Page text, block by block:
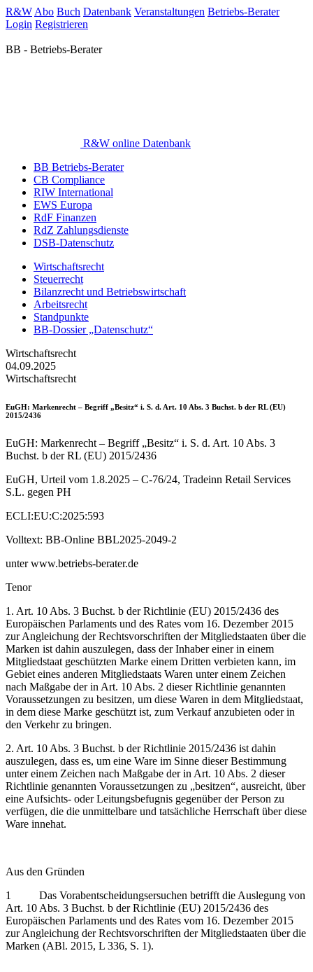
R&W Abo Buch Datenbank Veranstaltungen Betriebs-Berater
Login Registrieren
BB - Betriebs-Berater
R&W online Datenbank
BB Betriebs-Berater
CB Compliance
RIW International
EWS Europa
RdF Finanzen
RdZ Zahlungsdienste
DSB-Datenschutz
Wirtschaftsrecht
Steuerrecht
Bilanzrecht und Betriebswirtschaft
Arbeitsrecht
Standpunkte
BB-Dossier „Datenschutz“
Wirtschaftsrecht
04.09.2025
Wirtschaftsrecht
EuGH: Markenrecht – Begriff „Besitz“ i. S. d. Art. 10 Abs. 3 Buchst. b der RL (EU)
2015/2436
EuGH: Markenrecht – Begriff „Besitz“ i. S. d. Art. 10 Abs. 3
Buchst. b der RL (EU) 2015/2436
EuGH, Urteil vom 1.8.2025 – C-76/24, Tradeinn Retail Services
S.L. gegen PH
ECLI:EU:C:2025:593
Volltext: BB-Online BBL2025-2049-2
unter www.betriebs-berater.de
Tenor
1. Art. 10 Abs. 3 Buchst. b der Richtlinie (EU) 2015/2436 des
Europäischen Parlaments und des Rates vom 16. Dezember 2015
zur Angleichung der Rechtsvorschriften der Mitgliedstaaten über die
Marken ist dahin auszulegen, dass der Inhaber einer in einem
Mitgliedstaat geschützten Marke einem Dritten verbieten kann, im
Gebiet eines anderen Mitgliedstaats Waren unter einem Zeichen
nach Maßgabe der in Art. 10 Abs. 2 dieser Richtlinie genannten
Voraussetzungen zu besitzen, um diese Waren in dem Mitgliedstaat,
in dem diese Marke geschützt ist, zum Verkauf anzubieten oder in
den Verkehr zu bringen.
2. Art. 10 Abs. 3 Buchst. b der Richtlinie 2015/2436 ist dahin
auszulegen, dass es, um eine Ware im Sinne dieser Bestimmung
unter einem Zeichen nach Maßgabe der in Art. 10 Abs. 2 dieser
Richtlinie genannten Voraussetzungen zu „besitzen“, ausreicht, über
eine Aufsichts- oder Leitungsbefugnis gegenüber der Person zu
verfügen, die die unmittelbare und tatsächliche Herrschaft über diese
Ware innehat.
Aus den Gründen
1 Das Vorabentscheidungsersuchen betrifft die Auslegung von
Art. 10 Abs. 3 Buchst. b der Richtlinie (EU) 2015/2436 des
Europäischen Parlaments und des Rates vom 16. Dezember 2015
zur Angleichung der Rechtsvorschriften der Mitgliedstaaten über die
Marken (ABl. 2015, L 336, S. 1).